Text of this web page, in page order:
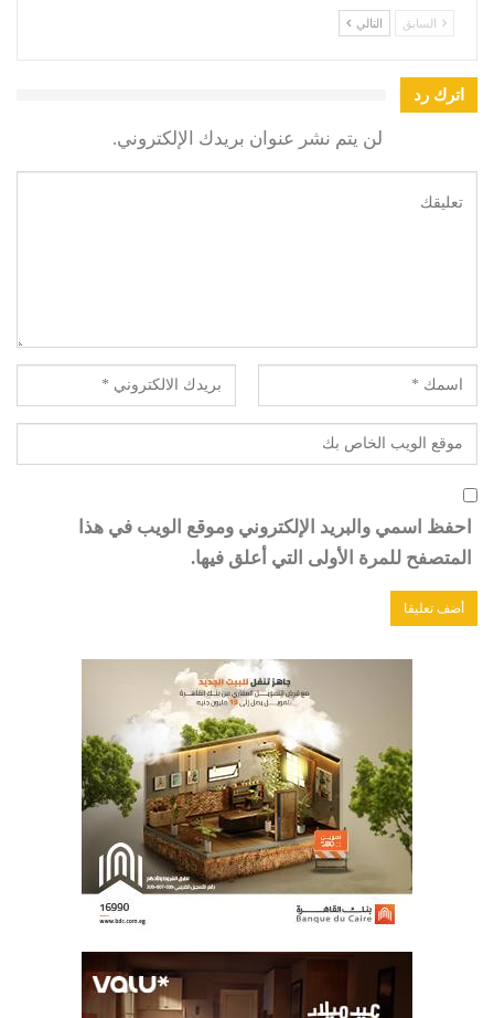
السابق التالي
اترك رد
لن يتم نشر عنوان بريدك الإلكتروني.
احفظ اسمي والبريد الإلكتروني وموقع الويب في هذا
المتصفح للمرة الأولى التي أعلق فيها.